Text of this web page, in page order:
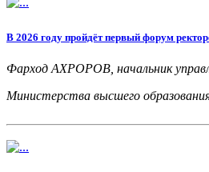
В 2026 году пройдёт первый форум
Фарход АХРОРОВ, начальник
Министерства высшего